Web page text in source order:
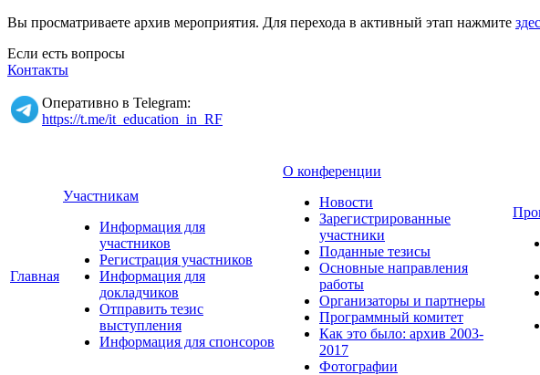
Вы просматриваете архив мероприятия. Для перехода в активный этап нажмите
Если есть вопросы
Контакты
Оперативно в Telegram:
https://t.me/it_education_in_RF
Главная
Участникам
Информация для
участников
Регистрация участников
Информация для
докладчиков
Отправить тезис
выступления
Информация для спонсоров
О конференции
Новости
Зарегистрированные
участники
Поданные тезисы
Основные направления
работы
Организаторы и партнеры
Программный комитет
Как это было: архив 2003-
2017
Фотографии